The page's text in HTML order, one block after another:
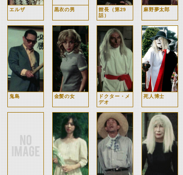
エルザ 黒衣の男
館長（第29
話）
麻野夢太郎
鬼島 金髪の女
ドクター・メ
デオ
死人博士